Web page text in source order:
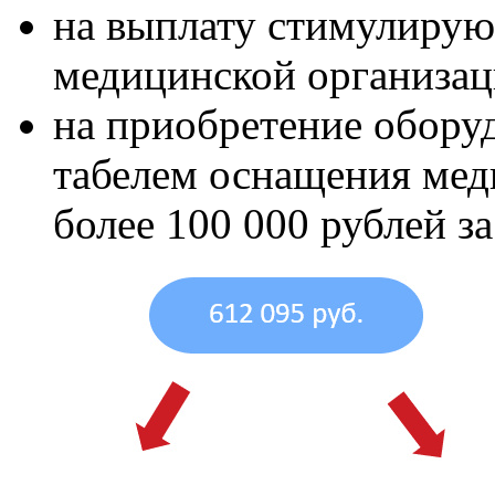
на выплату
медицинской
на приобретение
табелем оснащения
более 100 000 рублей